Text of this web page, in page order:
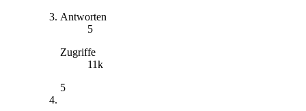
Antworten
5
Zugriffe
11k
5